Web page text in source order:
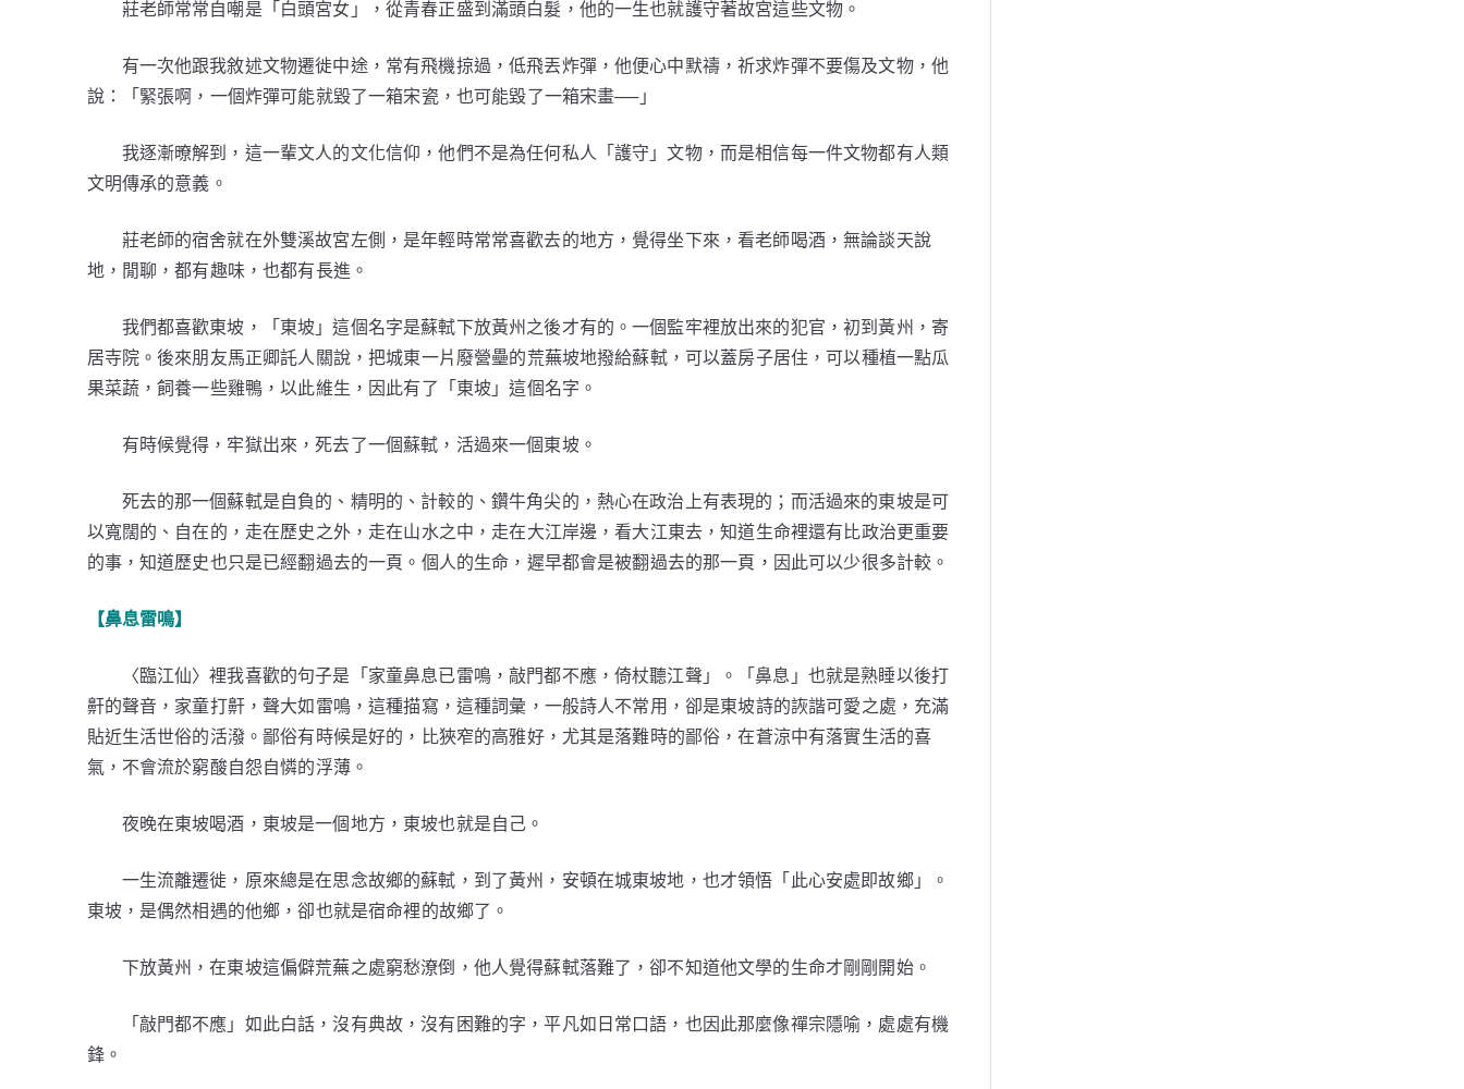
莊老師常常自嘲是「白頭宮女」，從青春正盛到滿頭白髮，他的一生也就護守著故宮這些文物。
有一次他跟我敘述文物遷徙中途，常有飛機掠過，低飛丟炸彈，他便心中默禱，祈求炸彈不要傷及文物，他
說：「緊張啊，一個炸彈可能就毀了一箱宋瓷，也可能毀了一箱宋畫──」
我逐漸暸解到，這一輩文人的文化信仰，他們不是為任何私人「護守」文物，而是相信每一件文物都有人類
文明傳承的意義。
莊老師的宿舍就在外雙溪故宮左側，是年輕時常常喜歡去的地方，覺得坐下來，看老師喝酒，無論談天說
地，閒聊，都有趣味，也都有長進。
我們都喜歡東坡，「東坡」這個名字是蘇軾下放黃州之後才有的。一個監牢裡放出來的犯官，初到黃州，寄
居寺院。後來朋友馬正卿託人關說，把城東一片廢營壘的荒蕪坡地撥給蘇軾，可以蓋房子居住，可以種植一點瓜
果菜蔬，飼養一些雞鴨，以此維生，因此有了「東坡」這個名字。
有時候覺得，牢獄出來，死去了一個蘇軾，活過來一個東坡。
死去的那一個蘇軾是自負的、精明的、計較的、鑽牛角尖的，熱心在政治上有表現的；而活過來的東坡是可
以寬闊的、自在的，走在歷史之外，走在山水之中，走在大江岸邊，看大江東去，知道生命裡還有比政治更重要
的事，知道歷史也只是已經翻過去的一頁。個人的生命，遲早都會是被翻過去的那一頁，因此可以少很多計較。
【鼻息雷鳴】
〈臨江仙〉裡我喜歡的句子是「家童鼻息已雷鳴，敲門都不應，倚杖聽江聲」。「鼻息」也就是熟睡以後打
鼾的聲音，家童打鼾，聲大如雷鳴，這種描寫，這種詞彙，一般詩人不常用，卻是東坡詩的詼諧可愛之處，充滿
貼近生活世俗的活潑。鄙俗有時候是好的，比狹窄的高雅好，尤其是落難時的鄙俗，在蒼涼中有落實生活的喜
氣，不會流於窮酸自怨自憐的浮薄。
夜晚在東坡喝酒，東坡是一個地方，東坡也就是自己。
一生流離遷徙，原來總是在思念故鄉的蘇軾，到了黃州，安頓在城東坡地，也才領悟「此心安處即故鄉」。
東坡，是偶然相遇的他鄉，卻也就是宿命裡的故鄉了。
下放黃州，在東坡這偏僻荒蕪之處窮愁潦倒，他人覺得蘇軾落難了，卻不知道他文學的生命才剛剛開始。
「敲門都不應」如此白話，沒有典故，沒有困難的字，平凡如日常口語，也因此那麼像禪宗隱喻，處處有機
鋒。